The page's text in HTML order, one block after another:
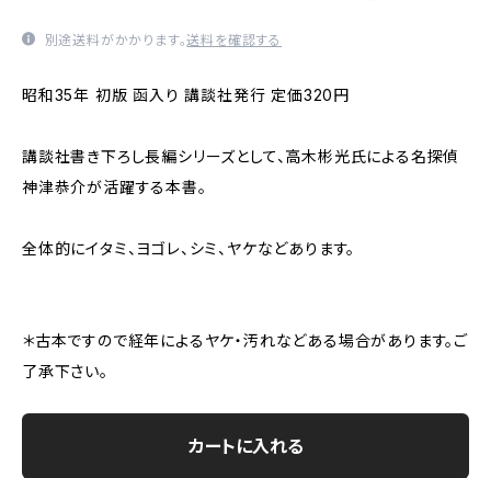
別途送料がかかります。送料を確認する
昭和35年 初版 函入り 講談社発行 定価320円
講談社書き下ろし長編シリーズとして、高木彬光氏による名探偵
神津恭介が活躍する本書。
全体的にイタミ、ヨゴレ、シミ、ヤケなどあります。
＊古本ですので経年によるヤケ・汚れなどある場合があります。ご
了承下さい。
カートに入れる